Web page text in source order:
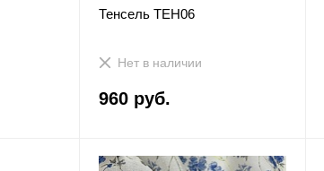
Тенсель ТЕН06
Нет в наличии
960 руб.